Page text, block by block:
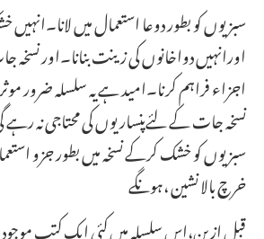
سبزیوں کو بطور دوعا استعمال میں
اورانہیں دواخانوں کی زینت بنانا۔اور
اجزاء فراہم کرنا۔امید ہے یہ سلسلہ ضرور
نسخہ جات کے لئےپنساریوں کی محتاجی نہ رہے
سبزیوں کو خشک کرکے نسخہ میں بطور جزو
خرچ بالا نشین ،ہونگے